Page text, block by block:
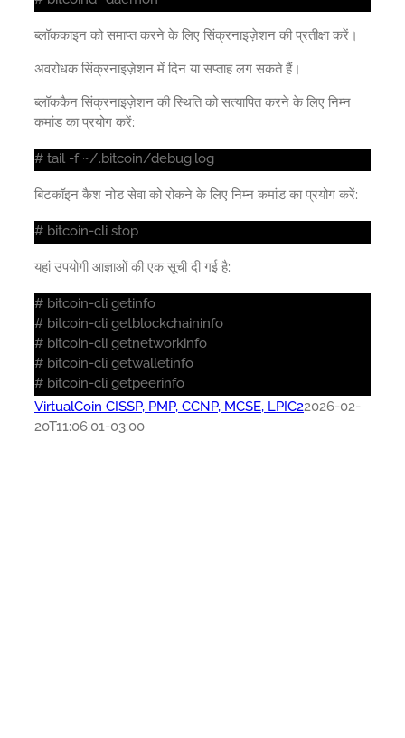
ब्लॉककाइन को समाप्त करने के लिए सिंक्रनाइज़ेशन की प्रतीक्षा करें।
अवरोधक सिंक्रनाइज़ेशन में दिन या सप्ताह लग सकते हैं।
ब्लॉककैन सिंक्रनाइज़ेशन की स्थिति को सत्यापित करने के लिए निम्न
कमांड का प्रयोग करें:
# tail -f ~/.bitcoin/debug.log
बिटकॉइन कैश नोड सेवा को रोकने के लिए निम्न कमांड का प्रयोग करें:
# bitcoin-cli stop
यहां उपयोगी आज्ञाओं की एक सूची दी गई है:
# bitcoin-cli getinfo
# bitcoin-cli getblockchaininfo
# bitcoin-cli getnetworkinfo
# bitcoin-cli getwalletinfo
# bitcoin-cli getpeerinfo
VirtualCoin CISSP, PMP, CCNP, MCSE, LPIC22026-02-
20T11:06:01-03:00